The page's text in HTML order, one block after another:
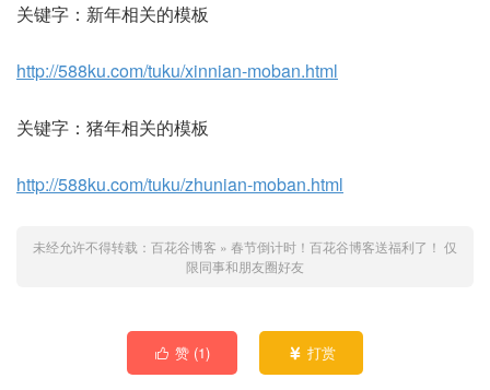
关键字：新年相关的模板
http://588ku.com/tuku/xinnian-moban.html
关键字：猪年相关的模板
http://588ku.com/tuku/zhunian-moban.html
未经允许不得转载： 百花谷博客 » 春节倒计时！百花谷博客送福利了！ 仅
限同事和朋友圈好友
 赞 (1)  打赏